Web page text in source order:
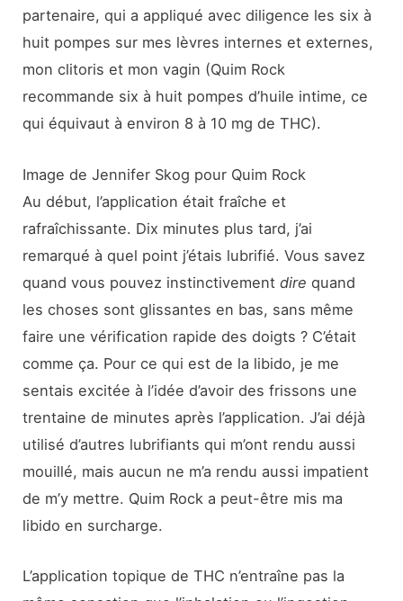
partenaire, qui a appliqué avec diligence les six à
huit pompes sur mes lèvres internes et externes,
mon clitoris et mon vagin (Quim Rock
recommande six à huit pompes d’huile intime, ce
qui équivaut à environ 8 à 10 mg de THC).
Image de Jennifer Skog pour Quim Rock
Au début, l’application était fraîche et
rafraîchissante. Dix minutes plus tard, j’ai
remarqué à quel point j’étais lubrifié. Vous savez
quand vous pouvez instinctivementdirequand
les choses sont glissantes en bas, sans même
faire une vérification rapide des doigts ? C’était
comme ça. Pour ce qui est de la libido, je me
sentais excitée à l’idée d’avoir des frissons une
trentaine de minutes après l’application. J’ai déjà
utilisé d’autres lubrifiants qui m’ont rendu aussi
mouillé, mais aucun ne m’a rendu aussi impatient
de m’y mettre. Quim Rock a peut-être mis ma
libido en surcharge.
L’application topique de THC n’entraîne pas la